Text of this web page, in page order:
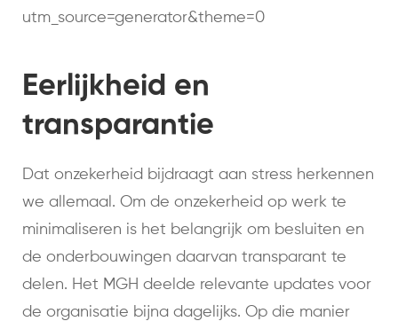
utm_source=generator&theme=0
Eerlijkheid en
transparantie
Dat onzekerheid bijdraagt aan stress herkennen
we allemaal. Om de onzekerheid op werk te
minimaliseren is het belangrijk om besluiten en
de onderbouwingen daarvan transparant te
delen. Het MGH deelde relevante updates voor
de organisatie bijna dagelijks. Op die manier